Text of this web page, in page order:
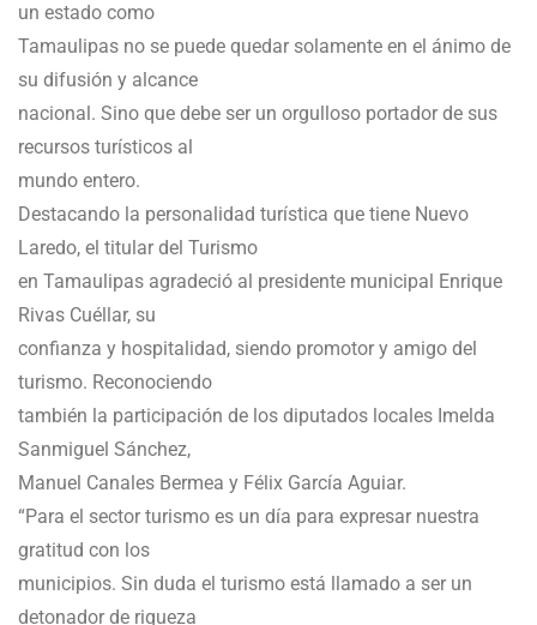
un estado como
Tamaulipas no se puede quedar solamente en el ánimo de
su difusión y alcance
nacional. Sino que debe ser un orgulloso portador de sus
recursos turísticos al
mundo entero.
Destacando la personalidad turística que tiene Nuevo
Laredo, el titular del Turismo
en Tamaulipas agradeció al presidente municipal Enrique
Rivas Cuéllar, su
confianza y hospitalidad, siendo promotor y amigo del
turismo. Reconociendo
también la participación de los diputados locales Imelda
Sanmiguel Sánchez,
Manuel Canales Bermea y Félix García Aguiar.
“Para el sector turismo es un día para expresar nuestra
gratitud con los
municipios. Sin duda el turismo está llamado a ser un
detonador de riqueza